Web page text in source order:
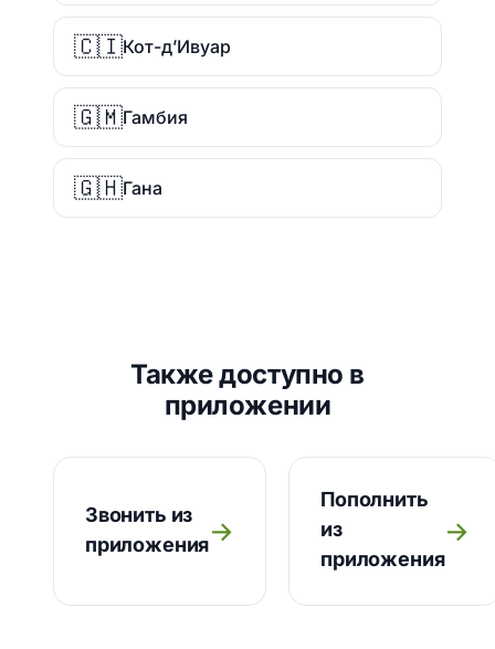
🇨🇮Кот-д’Ивуар
🇬🇲Гамбия
🇬🇭Гана
Также доступно в
приложении
Звонить из
приложения→
Пополнить
из
приложения
→